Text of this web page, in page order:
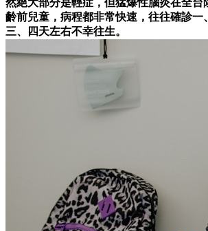
齡前兒童，病程都非常快速，往往確診一
三、四天左右不幸往生。